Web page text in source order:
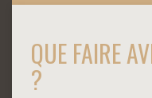
QUE FAIRE
?